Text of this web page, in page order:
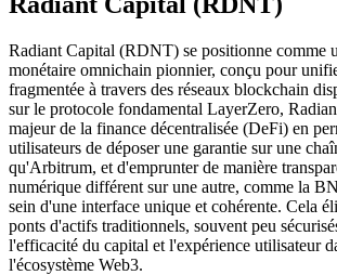
Radiant Capital (RDNT) se positionne comme
monétaire omnichain pionnier, conçu pour
fragmentée à travers des réseaux blockchain
sur le protocole fondamental LayerZero,
majeur de la finance décentralisée (DeFi) en
utilisateurs de déposer une garantie sur une
qu'Arbitrum, et d'emprunter de manière
numérique différent sur une autre, comme la
sein d'une interface unique et cohérente. Cela
ponts d'actifs traditionnels, souvent peu
l'efficacité du capital et l'expérience utilisateur
l'écosystème Web3.